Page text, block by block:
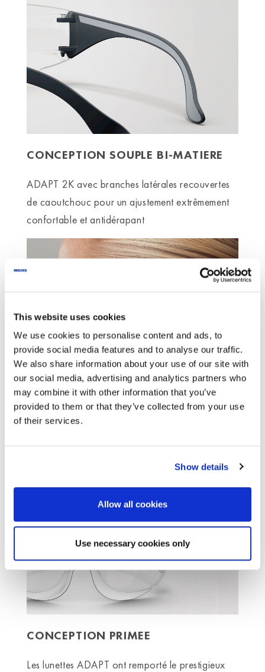
This website uses cookies
We use cookies to personalise content and ads, to
provide social media features and to analyse our traffic.
We also share information about your use of our site with
our social media, advertising and analytics partners who
may combine it with other information that you’ve
provided to them or that they’ve collected from your use
of their services.
Show details
Allow all cookies
Use necessary cookies only
CONCEPTION SOUPLE BI-MATIERE
ADAPT 2K avec branches latérales recouvertes
de caoutchouc pour un ajustement extrêmement
confortable et antidérapant
BRANCHES FLEXIBLES
tête pour un ajustement sécurisé et confortable
CONCEPTION PRIMEE
Les lunettes ADAPT ont remporté le prestigieux